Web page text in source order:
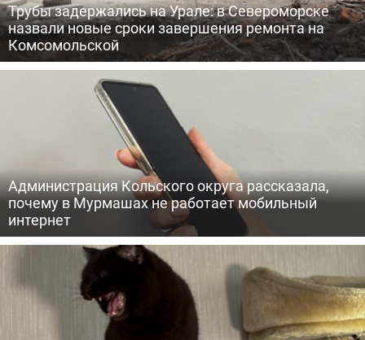
Трубы задержались на Урале: в Североморске
назвали новые сроки завершения ремонта на
Комсомольской
Администрация Кольского округа рассказала,
почему в Мурмашах не работает мобильный
интернет